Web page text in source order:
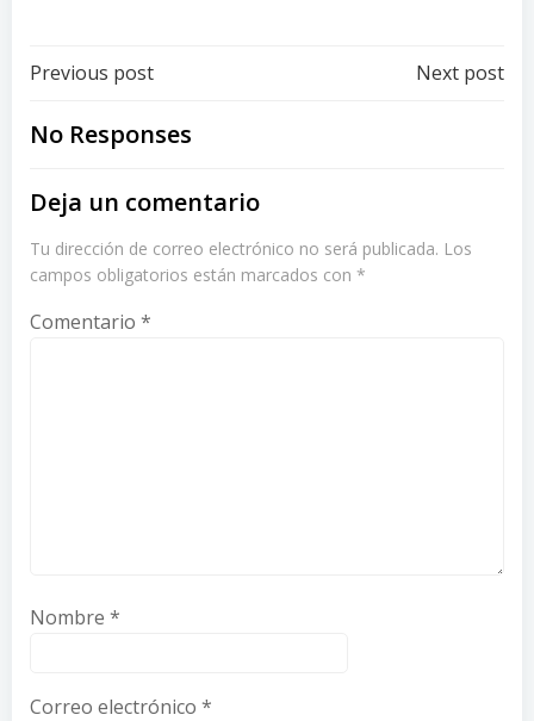
Post
navigation
Previous post Next post
No Responses
Deja un comentario
Tu dirección de correo electrónico no será publicada. Los
campos obligatorios están marcados con *
Comentario *
Nombre *
Correo electrónico *